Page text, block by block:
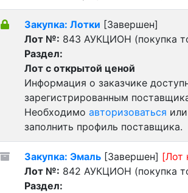
Закупка: Лотки [Завершен]
Лот №: 843 АУКЦИОН (покупка
Раздел:
Лот с открытой ценой
Информация о заказчике
зарегистрированным
Необходимо авторизоваться или
заполнить профиль поставщика.
Закупка: Эмаль [Завершен] [Лот
Лот №: 842 АУКЦИОН (покупка
Раздел: